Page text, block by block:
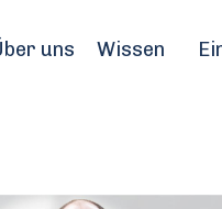
uns Wissen